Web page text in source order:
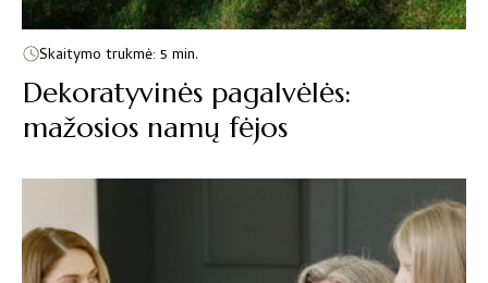
Skaitymo trukmė: 5 min.
Dekoratyvinės pagalvėlės:
mažosios namų fėjos